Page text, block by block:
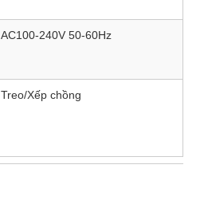
AC100-240V 50-60Hz
Treo/Xếp chồng